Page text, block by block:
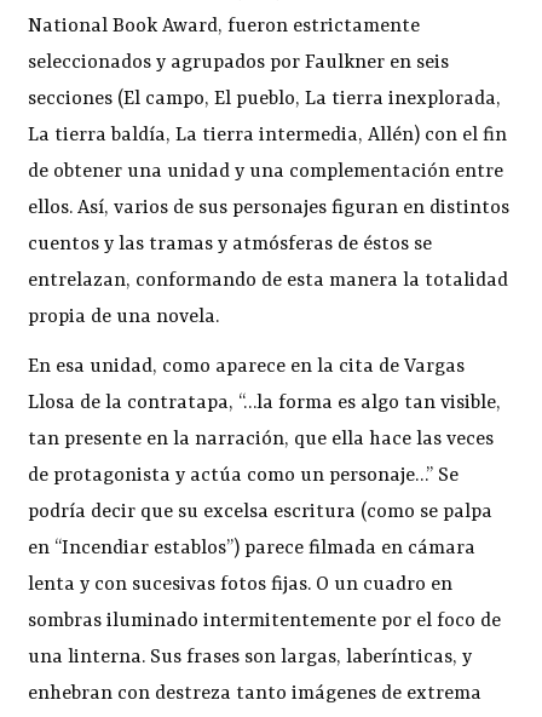
National Book Award, fueron estrictamente
seleccionados y agrupados por Faulkner en seis
secciones (El campo, El pueblo, La tierra inexplorada,
La tierra baldía, La tierra intermedia, Allén) con el fin
de obtener una unidad y una complementación entre
ellos. Así, varios de sus personajes figuran en distintos
cuentos y las tramas y atmósferas de éstos se
entrelazan, conformando de esta manera la totalidad
propia de una novela.
En esa unidad, como aparece en la cita de Vargas
Llosa de la contratapa, “…la forma es algo tan visible,
tan presente en la narración, que ella hace las veces
de protagonista y actúa como un personaje…” Se
podría decir que su excelsa escritura (como se palpa
en “Incendiar establos”) parece filmada en cámara
lenta y con sucesivas fotos fijas. O un cuadro en
sombras iluminado intermitentemente por el foco de
una linterna. Sus frases son largas, laberínticas, y
enhebran con destreza tanto imágenes de extrema